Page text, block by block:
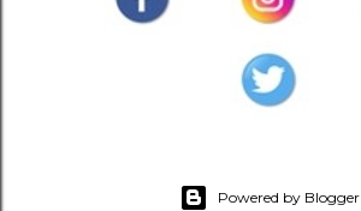
Powered by Blogger